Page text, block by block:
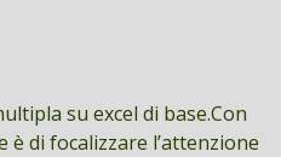
su excel di base.Con
di focalizzare l’attenzione